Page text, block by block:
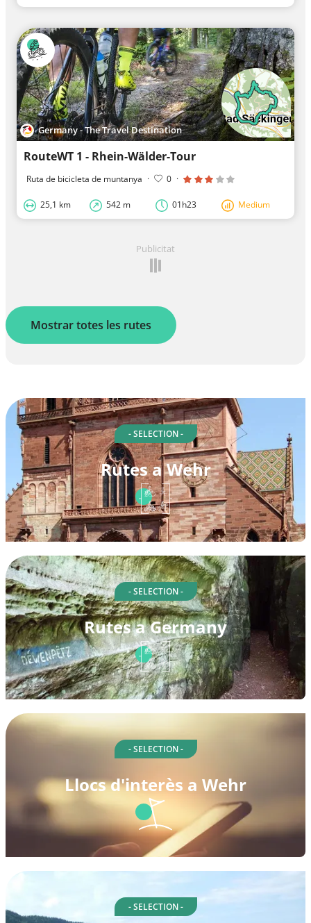
Germany - The Travel Destination
RouteWT 1 - Rhein-Wälder-Tour
Ruta de bicicleta de muntanya · 0 ·
25,1 km 542 m 01h23 Medium
Publicitat
Mostrar totes les rutes
- SELECTION -
Rutes a Wehr
- SELECTION -
Rutes a Germany
- SELECTION -
Llocs d'interès a Wehr
- SELECTION -